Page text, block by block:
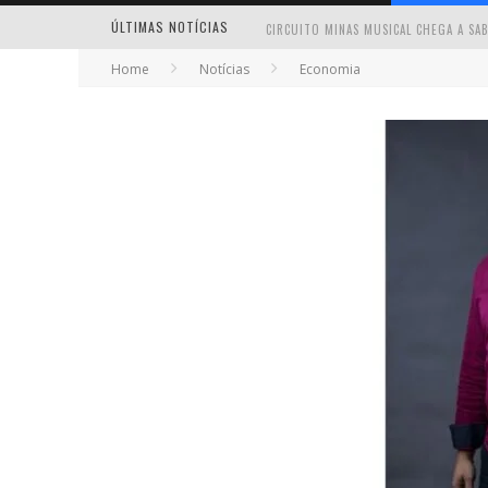
ÚLTIMAS NOTÍCIAS
MILTON GUEDES TRAZ TURNÊ
Home Notícias Economia